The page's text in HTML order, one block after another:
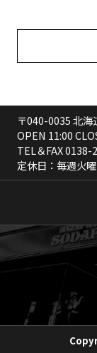
〒040-0035 北
OPEN 11:00
TEL＆FAX0138-
定休日：毎週火